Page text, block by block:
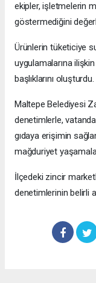
ekipler, işletmelerin
göstermediğini
Ürünlerin tüketiciye
uygulamalarına
başlıklarını oluşturdu.
Maltepe Belediyesi
denetimlerle,
gıdaya erişimin
mağduriyet
İlçedeki zincir
denetimlerinin belirli